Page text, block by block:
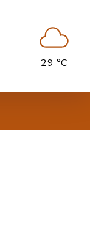
29 °C